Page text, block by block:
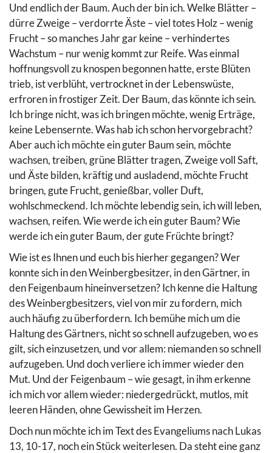
Und endlich der Baum. Auch der bin ich. Welke Blätter –
dürre Zweige – verdorrte Äste – viel totes Holz – wenig
Frucht – so manches Jahr gar keine – verhindertes
Wachstum – nur wenig kommt zur Reife. Was einmal
hoffnungsvoll zu knospen begonnen hatte, erste Blüten
trieb, ist verblüht, vertrocknet in der Lebenswüste,
erfroren in frostiger Zeit. Der Baum, das könnte ich sein.
Ich bringe nicht, was ich bringen möchte, wenig Erträge,
keine Lebensernte. Was hab ich schon hervorgebracht?
Aber auch ich möchte ein guter Baum sein, möchte
wachsen, treiben, grüne Blätter tragen, Zweige voll Saft,
und Äste bilden, kräftig und ausladend, möchte Frucht
bringen, gute Frucht, genießbar, voller Duft,
wohlschmeckend. Ich möchte lebendig sein, ich will leben,
wachsen, reifen. Wie werde ich ein guter Baum? Wie
werde ich ein guter Baum, der gute Früchte bringt?
Wie ist es Ihnen und euch bis hierher gegangen? Wer
konnte sich in den Weinbergbesitzer, in den Gärtner, in
den Feigenbaum hineinversetzen? Ich kenne die Haltung
des Weinbergbesitzers, viel von mir zu fordern, mich
auch häufig zu überfordern. Ich bemühe mich um die
Haltung des Gärtners, nicht so schnell aufzugeben, wo es
gilt, sich einzusetzen, und vor allem: niemanden so schnell
aufzugeben. Und doch verliere ich immer wieder den
Mut. Und der Feigenbaum – wie gesagt, in ihm erkenne
ich mich vor allem wieder: niedergedrückt, mutlos, mit
leeren Händen, ohne Gewissheit im Herzen.
Doch nun möchte ich im Text des Evangeliums nach Lukas
13, 10-17, noch ein Stück weiterlesen. Da steht eine ganz